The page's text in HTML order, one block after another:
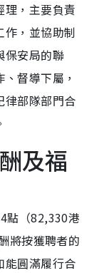
理，主要負責
作，並協助制
保安局的聯
督導下屬，
律部隊部門合
及福
點（82,330港
將按獲聘者的
能圓滿履行合